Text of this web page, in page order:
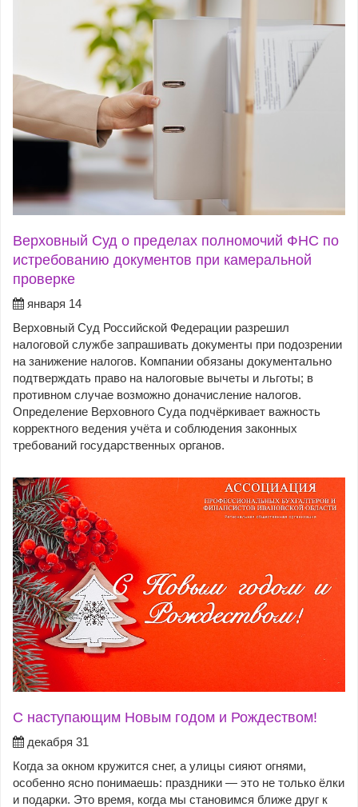
Верховный Суд о пределах полномочий ФНС по
истребованию документов при камеральной
проверке
января 14
Верховный Суд Российской Федерации разрешил
налоговой службе запрашивать документы при подозрении
на занижение налогов. Компании обязаны документально
подтверждать право на налоговые вычеты и льготы; в
противном случае возможно доначисление налогов.
Определение Верховного Суда подчёркивает важность
корректного ведения учёта и соблюдения законных
требований государственных органов.
С наступающим Новым годом и Рождеством!
декабря 31
Когда за окном кружится снег, а улицы сияют огнями,
особенно ясно понимаешь: праздники — это не только ёлки
и подарки. Это время, когда мы становимся ближе друг к